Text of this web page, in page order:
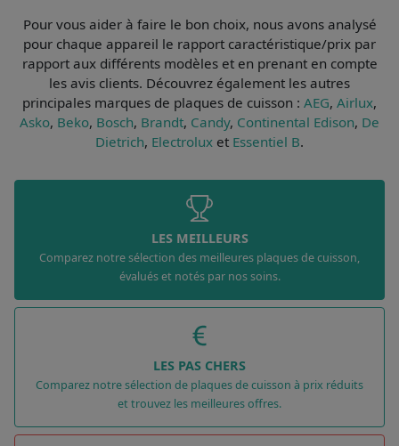
Pour vous aider à faire le bon choix, nous avons analysé
pour chaque appareil le rapport caractéristique/prix par
rapport aux différents modèles et en prenant en compte
les avis clients. Découvrez également les autres
principales marques de plaques de cuisson : AEG, Airlux,
Asko, Beko, Bosch, Brandt, Candy, Continental Edison, De
Dietrich, Electrolux et Essentiel B.
LES MEILLEURS
Comparez notre sélection des meilleures plaques de cuisson,
évalués et notés par nos soins.
LES PAS CHERS
Comparez notre sélection de plaques de cuisson à prix réduits
et trouvez les meilleures offres.